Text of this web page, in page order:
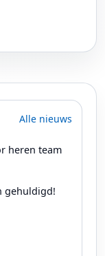
Alle nieuws
heren team
gehuldigd!